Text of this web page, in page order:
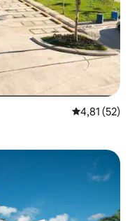
Classificação
4,81 (52)